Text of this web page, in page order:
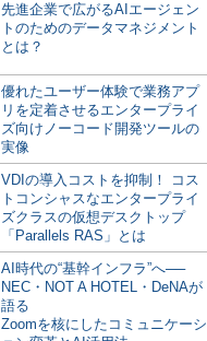
先進企業で広がるAIエージェン
トのためのデータマネジメント
とは？
優れたユーザー体験で業務アプ
リを定着させるエンタープライ
ズ向けノーコード開発ツールの
実像
VDIの導入コストを抑制！ コス
トコンシャスなエンタープライ
ズクラスの仮想デスクトップ
「Parallels RAS」とは
AI時代の“基幹インフラ”へ──
NEC・NOT A HOTEL・DeNAが
語る
Zoomを核にしたコミュニケーシ